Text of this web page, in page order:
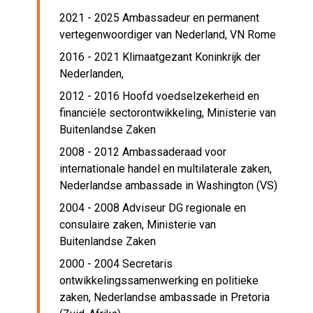
2021 - 2025 Ambassadeur en permanent
vertegenwoordiger van Nederland, VN Rome
2016 - 2021 Klimaatgezant Koninkrijk der
Nederlanden,
2012 - 2016 Hoofd voedselzekerheid en
financiële sectorontwikkeling, Ministerie van
Buitenlandse Zaken
2008 - 2012 Ambassaderaad voor
internationale handel en multilaterale zaken,
Nederlandse ambassade in Washington (VS)
2004 - 2008 Adviseur DG regionale en
consulaire zaken, Ministerie van
Buitenlandse Zaken
2000 - 2004 Secretaris
ontwikkelingssamenwerking en politieke
zaken, Nederlandse ambassade in Pretoria